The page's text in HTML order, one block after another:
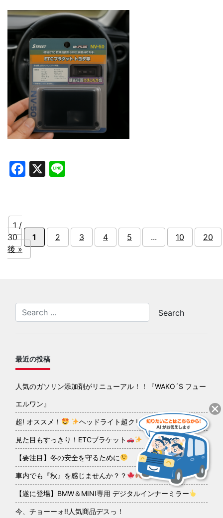
Facebook
X
1 /
30
1 2 3 4 5 ... 10
20
後 »
最近の投稿
人気のガソリン添加剤がリニューアル！！『WAKO´S フュー
エルワン』
超! オススメ！ ヘッドライト超クリアコーティング
見た目もすっきり！ETCブラケット
【要注目】冬の安全を守るために
車内でも『秋』を感じませんか？？
【遂に登場】BMW＆MINI専用 デジタルインナーミラー
今、チョーーォ!!人気商品デスっ！